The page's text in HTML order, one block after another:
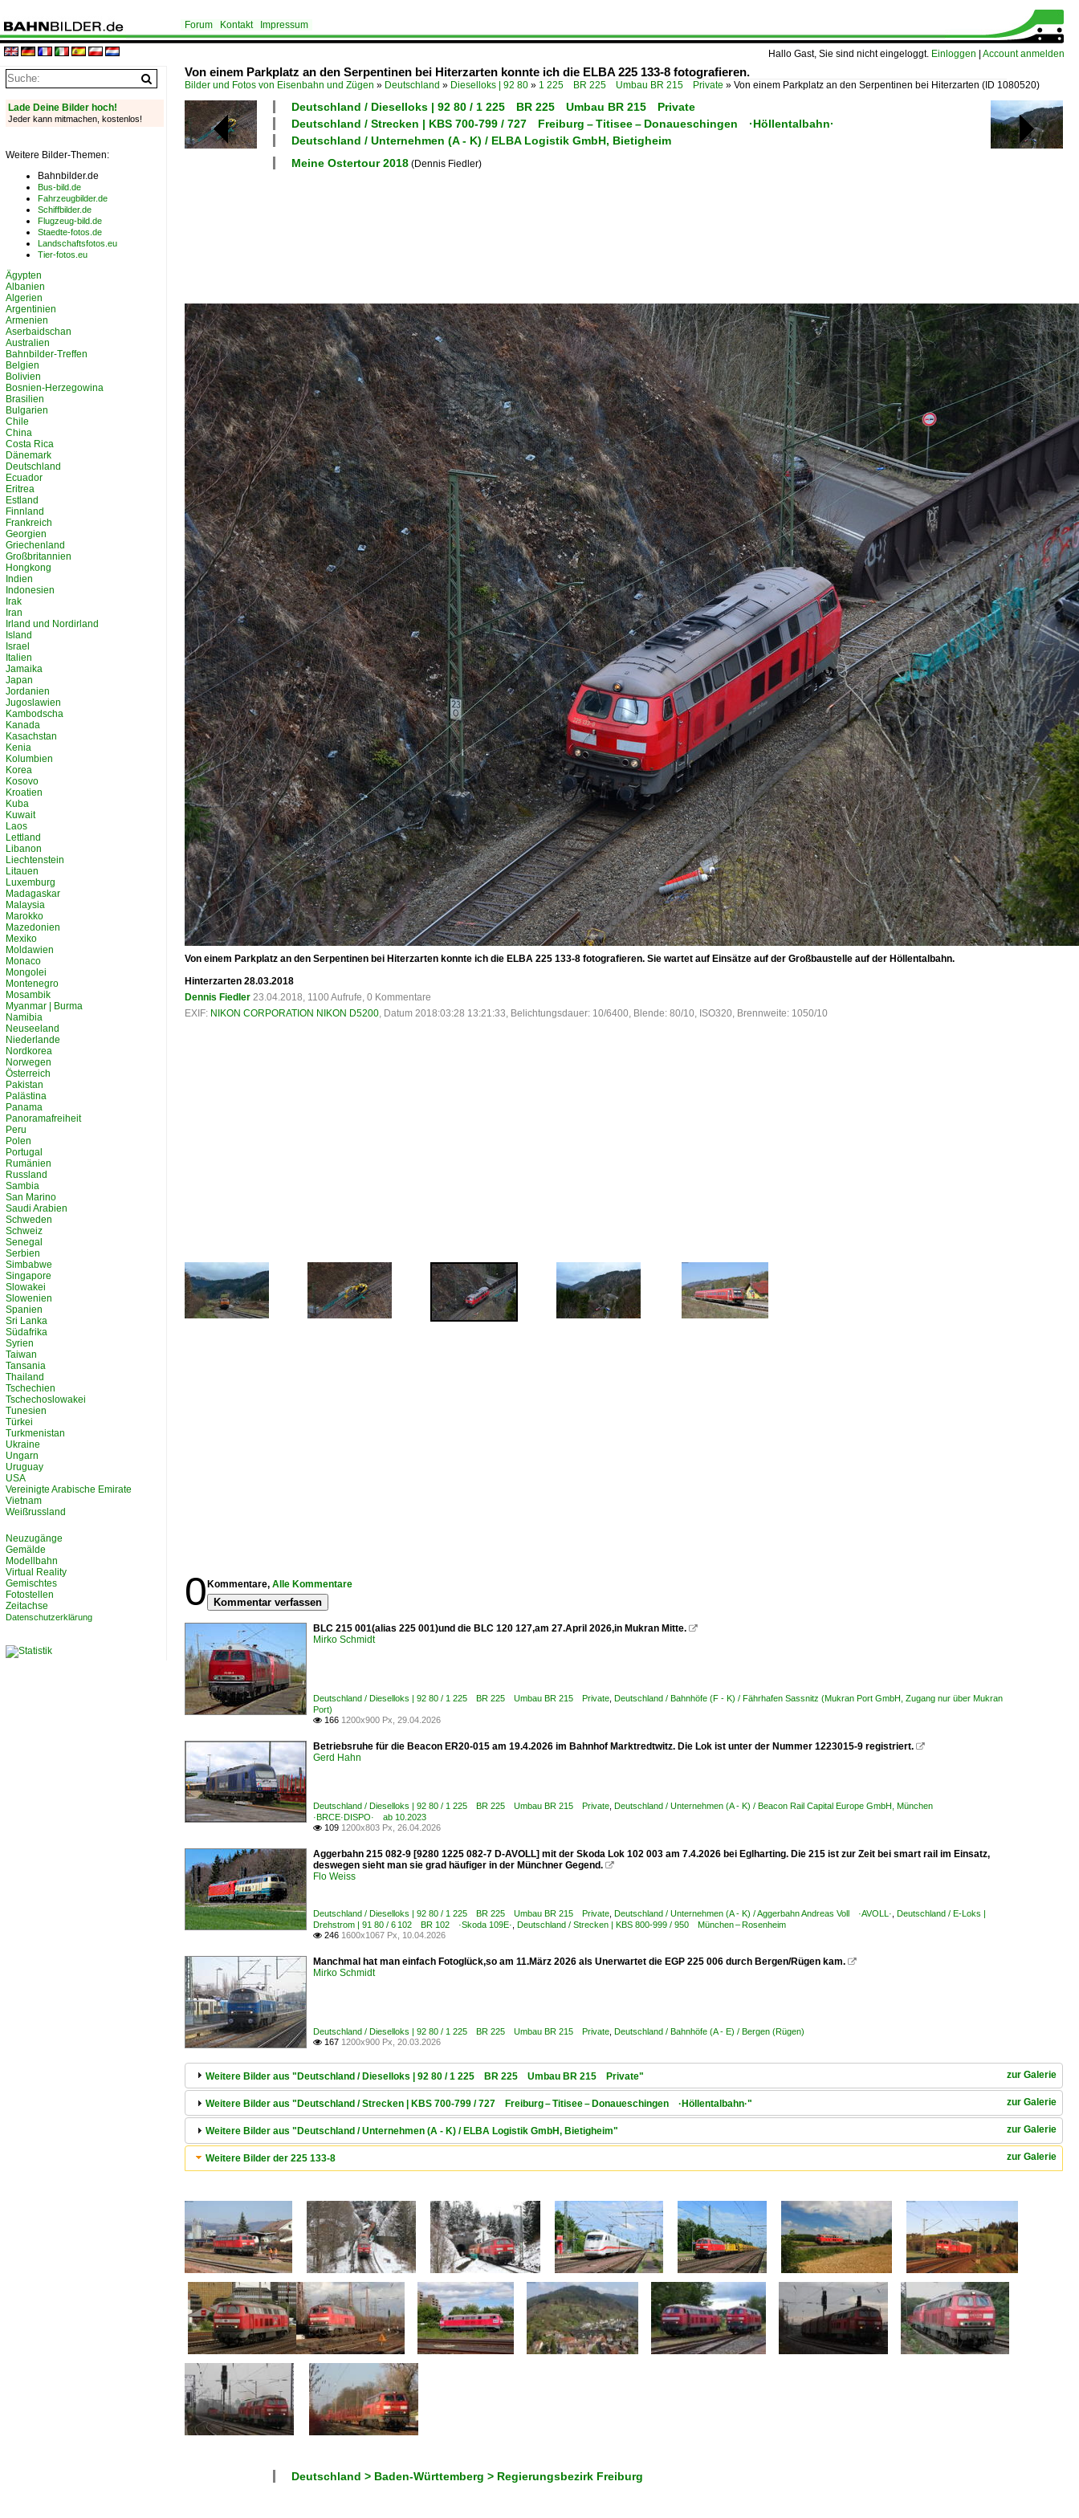
Hallo Gast, Sie sind nicht eingeloggt. Einloggen Account anmelden
Forum Kontakt Impressum
Von einem Parkplatz an den Serpentinen bei Hiterzarten konnte ich die ELBA 225 133-8 fotografieren.
Bilder und Fotos von Eisenbahn und Zügen » Deutschland » Dieselloks | 92 80 » 1 225 BR 225 Umbau BR 215 Private » Von einem Parkplatz an den Serpentinen bei Hiterzarten (ID 1080520)
Deutschland / Dieselloks | 92 80 / 1 225 BR 225 Umbau BR 215 Private
Deutschland / Strecken | KBS 700-799 / 727 Freiburg – Titisee – Donaueschingen ·Höllentalbahn·
Deutschland / Unternehmen (A - K) / ELBA Logistik GmbH, Bietigheim
Meine Ostertour 2018 (Dennis Fiedler)
Von einem Parkplatz an den Serpentinen bei Hiterzarten konnte ich die ELBA 225 133-8 fotografieren. Sie wartet auf Einsätze auf der Großbaustelle auf der Höllentalbahn.
Hinterzarten 28.03.2018
Dennis Fiedler 23.04.2018, 1100 Aufrufe, 0 Kommentare
EXIF: NIKON CORPORATION NIKON D5200, Datum 2018:03:28 13:21:33, Belichtungsdauer: 10/6400, Blende: 80/10, ISO320, Brennweite: 1050/10
0 Kommentare, Alle Kommentare
Kommentar verfassen
BLC 215 001(alias 225 001)und die BLC 120 127,am 27.April 2026,in Mukran Mitte. 
Mirko Schmidt
Deutschland / Dieselloks | 92 80 / 1 225 BR 225 Umbau BR 215 Private Deutschland / Bahnhöfe (F - K) / Fährhafen Sassnitz (Mukran Port GmbH, Zugang nur über Mukran
Port)
 166 1200x900 Px, 29.04.2026
Betriebsruhe für die Beacon ER20-015 am 19.4.2026 im Bahnhof Marktredtwitz. Die Lok ist unter der Nummer 1223015-9 registriert. 
Gerd Hahn
Deutschland / Dieselloks | 92 80 / 1 225 BR 225 Umbau BR 215 Private Deutschland / Unternehmen (A - K) / Beacon Rail Capital Europe GmbH, München
·BRCE·DISPO· ab 10.2023
 109 1200x803 Px, 26.04.2026
Aggerbahn 215 082-9 [9280 1225 082-7 D-AVOLL] mit der Skoda Lok 102 003 am 7.4.2026 bei Eglharting. Die 215 ist zur Zeit bei smart rail im Einsatz,
deswegen sieht man sie grad häufiger in der Münchner Gegend. 
Flo Weiss
Deutschland / Dieselloks | 92 80 / 1 225 BR 225 Umbau BR 215 Private Deutschland / Unternehmen (A - K) / Aggerbahn Andreas Voll ·AVOLL· Deutschland / E-Loks |
Drehstrom | 91 80 / 6 102 BR 102 ·Skoda 109E· Deutschland / Strecken | KBS 800-999 / 950 München – Rosenheim
 246 1600x1067 Px, 10.04.2026
Manchmal hat man einfach Fotoglück,so am 11.März 2026 als Unerwartet die EGP 225 006 durch Bergen/Rügen kam. 
Mirko Schmidt
Deutschland / Dieselloks | 92 80 / 1 225 BR 225 Umbau BR 215 Private Deutschland / Bahnhöfe (A - E) / Bergen (Rügen)
 167 1200x900 Px, 20.03.2026
zur Galerie
Weitere Bilder aus "Deutschland / Dieselloks | 92 80 / 1 225 BR 225 Umbau BR 215 Private"
zur Galerie
Weitere Bilder aus "Deutschland / Strecken | KBS 700-799 / 727 Freiburg – Titisee – Donaueschingen ·Höllentalbahn·"
zur Galerie
Weitere Bilder aus "Deutschland / Unternehmen (A - K) / ELBA Logistik GmbH, Bietigheim"
zur Galerie
Weitere Bilder der 225 133-8
Deutschland > Baden-Württemberg > Regierungsbezirk Freiburg
Lade Deine Bilder hoch!
Jeder kann mitmachen, kostenlos!
Weitere Bilder-Themen:
Bahnbilder.de
Bus-bild.de
Fahrzeugbilder.de
Schiffbilder.de
Flugzeug-bild.de
Staedte-fotos.de
Landschaftsfotos.eu
Tier-fotos.eu
Ägypten
Albanien
Algerien
Argentinien
Armenien
Aserbaidschan
Australien
Bahnbilder-Treffen
Belgien
Bolivien
Bosnien-Herzegowina
Brasilien
Bulgarien
Chile
China
Costa Rica
Dänemark
Deutschland
Ecuador
Eritrea
Estland
Finnland
Frankreich
Georgien
Griechenland
Großbritannien
Hongkong
Indien
Indonesien
Irak
Iran
Irland und Nordirland
Island
Israel
Italien
Jamaika
Japan
Jordanien
Jugoslawien
Kambodscha
Kanada
Kasachstan
Kenia
Kolumbien
Korea
Kosovo
Kroatien
Kuba
Kuwait
Laos
Lettland
Libanon
Liechtenstein
Litauen
Luxemburg
Madagaskar
Malaysia
Marokko
Mazedonien
Mexiko
Moldawien
Monaco
Mongolei
Montenegro
Mosambik
Myanmar | Burma
Namibia
Neuseeland
Niederlande
Nordkorea
Norwegen
Österreich
Pakistan
Palästina
Panama
Panoramafreiheit
Peru
Polen
Portugal
Rumänien
Russland
Sambia
San Marino
Saudi Arabien
Schweden
Schweiz
Senegal
Serbien
Simbabwe
Singapore
Slowakei
Slowenien
Spanien
Sri Lanka
Südafrika
Syrien
Taiwan
Tansania
Thailand
Tschechien
Tschechoslowakei
Tunesien
Türkei
Turkmenistan
Ukraine
Ungarn
Uruguay
USA
Vereinigte Arabische Emirate
Vietnam
Weißrussland
Neuzugänge
Gemälde
Modellbahn
Virtual Reality
Gemischtes
Fotostellen
Zeitachse
Datenschutzerklärung